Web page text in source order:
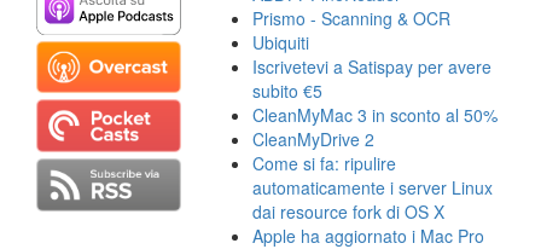
Prismo - Scanning & OCR
Ubiquiti
Iscrivetevi a Satispay per avere
subito €5
CleanMyMac 3 in sconto al 50%
CleanMyDrive 2
Come si fa: ripulire
automaticamente i server Linux
dai resource fork di OS X
Apple ha aggiornato i Mac Pro